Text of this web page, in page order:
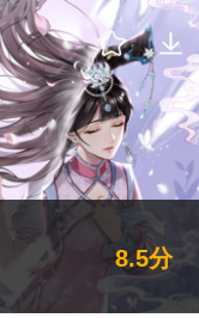
8.5分